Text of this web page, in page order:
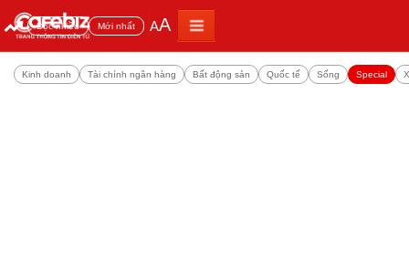
Đọc nhiều Mới nhất AA
Kinh doanh Tài chính ngân hàng Bất động sản Quốc tế Sống Special